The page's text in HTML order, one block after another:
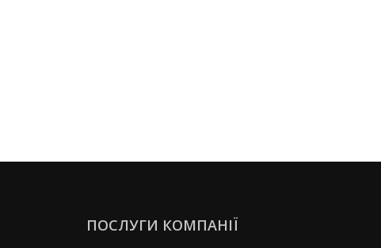
ПОСЛУГИ КОМПАНІЇ